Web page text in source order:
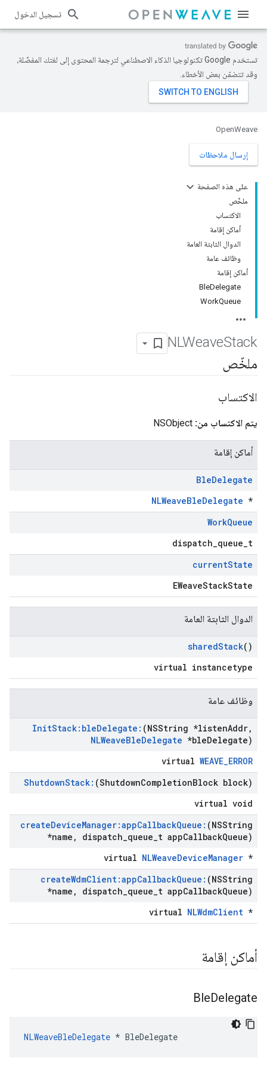
تسجيل الدخول
تستخدم Google تكنولوجيا الذكاء الاصطناعي لترجمة المحتوى إلى لغتك المفضّلة،
وقد تتضمّن بعض الأخطاء.
OpenWeave
إرسال ملاحظات
على هذه الصفحة
ملخّص
الاكتساب
أماكن إقامة
الدوال الثابتة العامة
وظائف عامة
أماكن إقامة
BleDelegate
WorkQueue
NLWeaveStack
ملخّص
الاكتساب
يتم الاكتساب من: NSObject
أماكن إقامة
BleDelegate
NLWeaveBleDelegate *
WorkQueue
dispatch_queue_t
currentState
EWeaveStackState
الدوال الثابتة العامة
sharedStack()
virtual instancetype
وظائف عامة
InitStack:bleDelegate: (NSString *listenAddr,
NLWeaveBleDelegate *bleDelegate)
virtual WEAVE_ERROR
ShutdownStack: (ShutdownCompletionBlock block)
virtual void
createDeviceManager:appCallbackQueue: (NSString
*name , dispatch queue t appCallbackQueue)
virtual NLWeaveDeviceManager *
createWdmClient:appCallbackQueue: (NSString
*name , dispatch queue t appCallbackQueue)
virtual NLWdmClient *
أماكن إقامة
BleDelegate
NLWeaveBleDelegate * BleDelegate